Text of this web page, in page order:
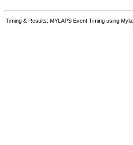
Timing & Results: MYLAPS Event Timing using